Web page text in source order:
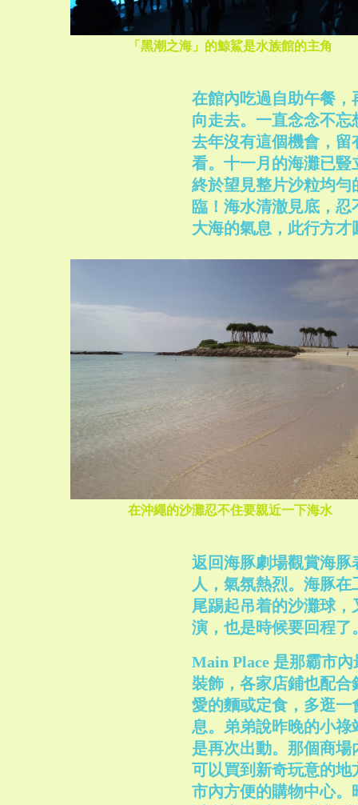
「黑潮之海」的鯨鯊是水族館的主角
在館內吃過自助午餐
向走去。一直念念不
去年沒有這個機會，
看。十一月的海灘已
終於望見整片沙粒均
臨！海水清澈見底，
大海的氣息，此行方才
在沖繩的沙灘忍不住要親近一下海水
返回海豚劇場觀賞海
人，氣氛熱烈。海豚
尾踢起吊着的沙灘球
演，也是時候要回程了
Main Place 是那霸市
裝飾，各家店鋪也配
愛的麵或定食，多逛
息。弟弟說昨晚的小祿
是再次出動。那個商場
可以買到新奇玩意的
市內方便的購物中心